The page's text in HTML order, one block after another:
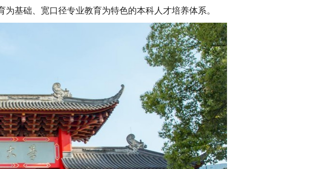
基础、宽口径专业教育为特色的本科人才培养体系。